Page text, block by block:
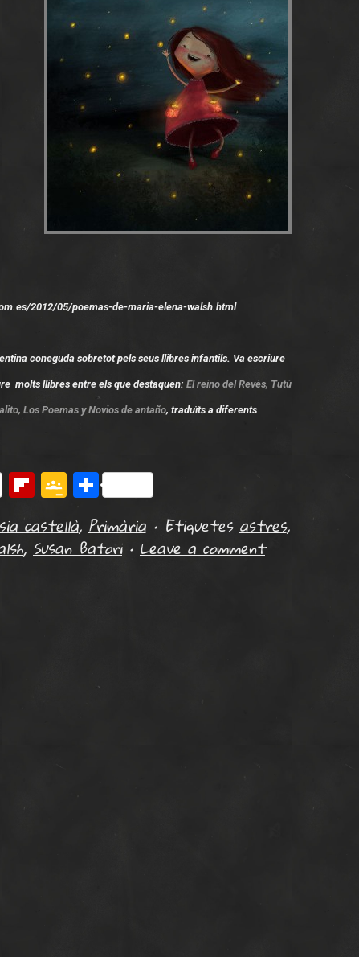
2012/05/poemas-de-maria-elena-walsh.html
coneguda sobretot pels seus llibres infantils. Va escriure
molts llibres entre els que destaquen: El reino del Revés, Tutú
Los Poemas y Novios de antaño, traduïts a diferents
Flipboard
Google
Classroom
Comparteix
castellà,Primària • Etiquetesastres,
, Susan Batori • Leave a comment
Federico García Lorca